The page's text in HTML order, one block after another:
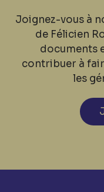
Joignez-vous à
de Félicien
documents
contribuer à
les